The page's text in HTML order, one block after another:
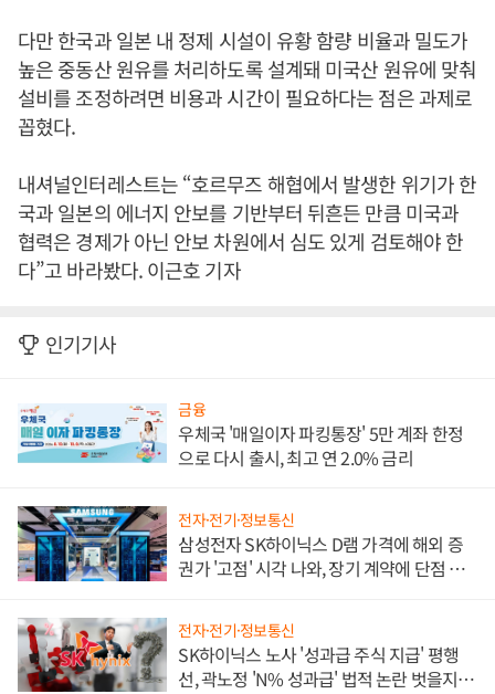
다만 한국과 일본 내 정제 시설이 유황 함량 비율과 밀도가
높은 중동산 원유를 처리하도록 설계돼 미국산 원유에 맞춰
설비를 조정하려면 비용과 시간이 필요하다는 점은 과제로
꼽혔다.
내셔널인터레스트는 “호르무즈 해협에서 발생한 위기가 한
국과 일본의 에너지 안보를 기반부터 뒤흔든 만큼 미국과
협력은 경제가 아닌 안보 차원에서 심도 있게 검토해야 한
다”고 바라봤다. 이근호 기자
인기기사
금융
우체국 '매일이자 파킹통장' 5만 계좌 한정
으로 다시 출시, 최고 연 2.0% 금리
전자·전기·정보통신
삼성전자 SK하이닉스 D램 가격에 해외 증
권가 '고점' 시각 나와, 장기 계약에 단점 부
전자·전기·정보통신
SK하이닉스 노사 '성과급 주식 지급' 평행
선, 곽노정 'N% 성과급' 법적 논란 벗을지 주